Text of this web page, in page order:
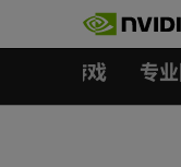
游戏 专